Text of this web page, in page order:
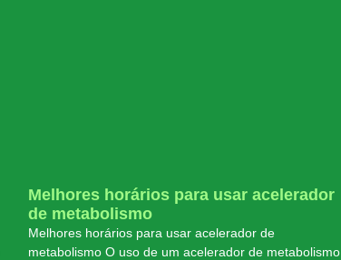
Melhores horários para usar acelerador
de metabolismo
Melhores horários para usar acelerador de
metabolismo O uso de um acelerador de metabolismo